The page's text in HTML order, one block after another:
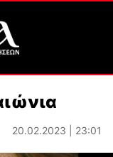
20.02.2023 | 23:01